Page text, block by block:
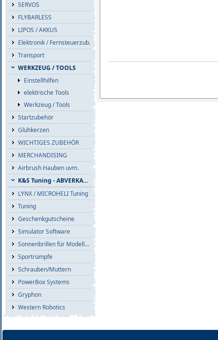
SERVOS
FLYBARLESS
LIPOS / AKKUS
Elektronik / Fernsteuerzub.
Transport
WERKZEUG / TOOLS
Einstellhilfen
elektrische Tools
Werkzeug / Tools
Startzubehör
Glühkerzen
WICHTIGES ZUBEHÖR
MERCHANDISING
Airbrush Hauben uvm.
K&S Tuning - ABVERKAUF
LYNX / MICROHELI Tuning
Tuning
Geschenkgutscheine
Simulator Software
Sonnenbrillen für Modellflieger
Sportrümpfe
Schrauben/Muttern
PowerBox Systems
Gryphon
Western Robotics